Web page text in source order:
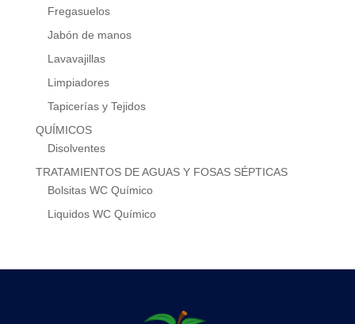
Fregasuelos
Jabón de manos
Lavavajillas
Limpiadores
Tapicerías y Tejidos
QUÍMICOS
Disolventes
TRATAMIENTOS DE AGUAS Y FOSAS SÉPTICAS
Bolsitas WC Químico
Liquidos WC Químico